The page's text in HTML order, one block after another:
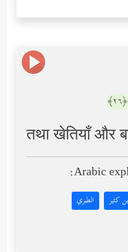
﴿٢٦﴾
तथा खेतियाँ और
Arabic
كثير الطبري